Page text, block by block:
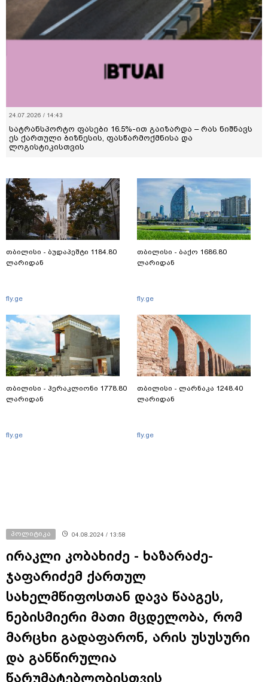
24.07.2026 / 14:43
სატრანსპორტო ფასები 16.5%-ით გაიზარდა – რას ნიშნავს
ეს ქართული ბიზნესის, ფასწარმოქმნისა და
ლოგისტიკისთვის
თბილისი - ბუდაპეშტი 1184.80
ლარიდან
fly.ge
თბილისი - ჰერაკლიონი 1778.80
ლარიდან
fly.ge
თბილისი - ბაქო 1686.80
ლარიდან
fly.ge
თბილისი - ლარნაკა 1248.40
ლარიდან
fly.ge
პოლიტიკა 04.08.2024 / 13:58
ირაკლი კობახიძე - ხაზარაძე-
ჯაფარიძემ ქართულ
სახელმწიფოსთან დავა წააგეს,
ნებისმიერი მათი მცდელობა, რომ
მარცხი გადაფარონ, არის უსუსური
და განწირულია
წარუმატებლობისთვის